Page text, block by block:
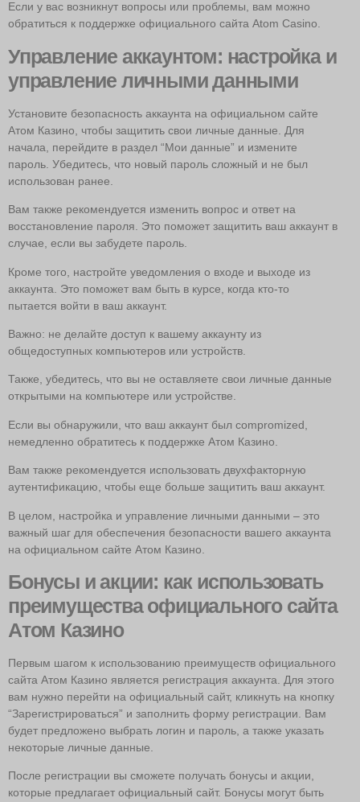
Если у вас возникнут вопросы или проблемы, вам можно
обратиться к поддержке официального сайта Atom Casino.
Управление аккаунтом: настройка и
управление личными данными
Установите безопасность аккаунта на официальном сайте
Атом Казино, чтобы защитить свои личные данные. Для
начала, перейдите в раздел “Мои данные” и измените
пароль. Убедитесь, что новый пароль сложный и не был
использован ранее.
Вам также рекомендуется изменить вопрос и ответ на
восстановление пароля. Это поможет защитить ваш аккаунт в
случае, если вы забудете пароль.
Кроме того, настройте уведомления о входе и выходе из
аккаунта. Это поможет вам быть в курсе, когда кто-то
пытается войти в ваш аккаунт.
Важно: не делайте доступ к вашему аккаунту из
общедоступных компьютеров или устройств.
Также, убедитесь, что вы не оставляете свои личные данные
открытыми на компьютере или устройстве.
Если вы обнаружили, что ваш аккаунт был compromized,
немедленно обратитесь к поддержке Атом Казино.
Вам также рекомендуется использовать двухфакторную
аутентификацию, чтобы еще больше защитить ваш аккаунт.
В целом, настройка и управление личными данными – это
важный шаг для обеспечения безопасности вашего аккаунта
на официальном сайте Атом Казино.
Бонусы и акции: как использовать
преимущества официального сайта
Атом Казино
Первым шагом к использованию преимуществ официального
сайта Атом Казино является регистрация аккаунта. Для этого
вам нужно перейти на официальный сайт, кликнуть на кнопку
“Зарегистрироваться” и заполнить форму регистрации. Вам
будет предложено выбрать логин и пароль, а также указать
некоторые личные данные.
После регистрации вы сможете получать бонусы и акции,
которые предлагает официальный сайт. Бонусы могут быть